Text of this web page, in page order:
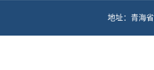
地址：青海